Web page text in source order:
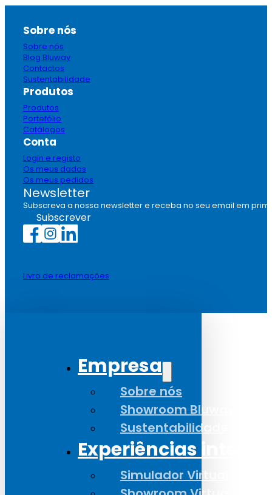
Sobre nós
Sobre nós
Blog Bluway
Contactos
Sustentabilidade
Produtos
Produtos
Portefólio
Catálogos
Conta
Login e registo
Os meus dados
Os meus pedidos
Newsletter
Subscreva a nossa newsletter e receba no seu email em
Subscrever
Livro de reclamações
Empresa
Sobre nós
Showroom Bluway
Sustentabilidade
Experiências
Simulador Virtual